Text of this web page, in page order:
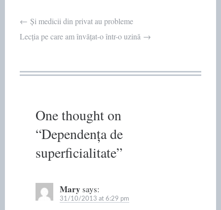
Post
← Și medicii din privat au probleme
Lecția pe care am învățat-o într-o uzină →
One thought on
“Dependența de
superficialitate”
Mary says:
31/10/2013 at 6:29 pm